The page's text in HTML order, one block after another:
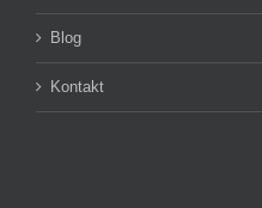
Blog
Kontakt